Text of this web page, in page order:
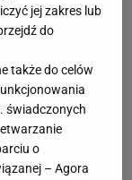
jej zakres lub
do
także do celów
świadczonych
o
– Agora